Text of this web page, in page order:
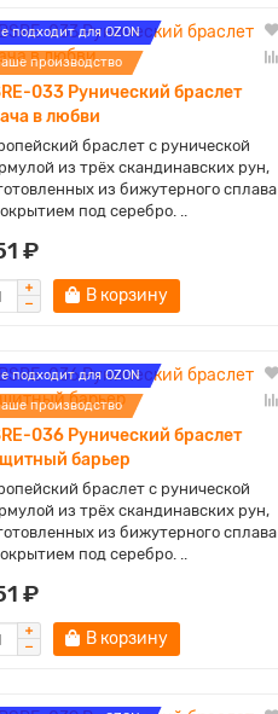
подходит для OZON
производство
033 Рунический браслет
в любви
браслет с рунической
из трёх скандинавских рун,
из бижутерного сплава
под серебро. ..
₽
В корзину
подходит для OZON
производство
036 Рунический браслет
барьер
браслет с рунической
из трёх скандинавских рун,
из бижутерного сплава
под серебро. ..
₽
В корзину